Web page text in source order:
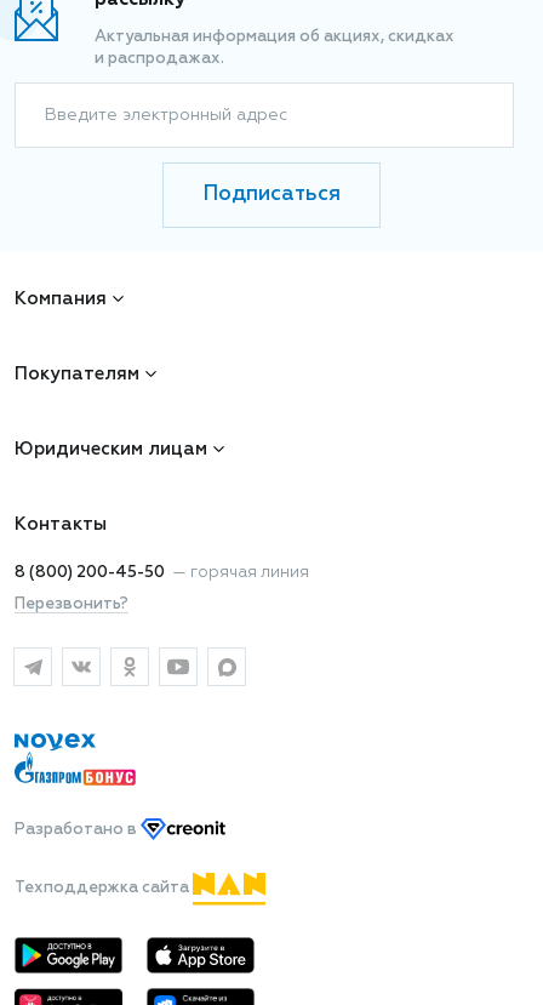
Актуальная информация об акциях, скидках
и распродажах.
Введите электронный адрес
Подписаться
Компания
Покупателям
Юридическим лицам
Контакты
8 (800) 200-45-50 — горячая линия
Перезвонить?
Разработано в
Техподдержка сайта